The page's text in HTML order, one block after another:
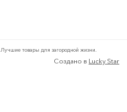
Лучшие товары для загородной жизни.
Создано в Lucky Star